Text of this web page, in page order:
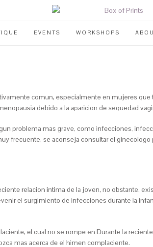
EVENTS WORKSHOPS
comun, especialmente en mujeres
debido a la aparicion de sequedad
problema mas grave, como infecciones,
frecuente, se aconseja consultar el
relacion intima de la joven, no obstante,
el surgimiento de infecciones durante la
el cual no se rompe en Durante la
mas acerca de el himen complaciente.